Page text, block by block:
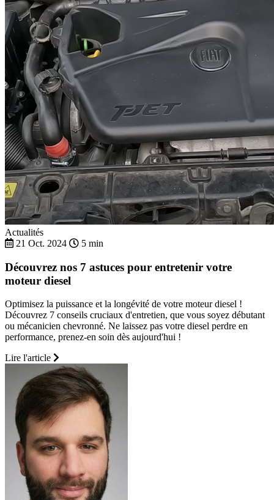
Actualités
21 Oct. 2024
5 min
Découvrez nos 7 astuces pour entretenir votre
moteur diesel
Optimisez la puissance et la longévité de votre moteur diesel !
Découvrez 7 conseils cruciaux d'entretien, que vous soyez débutant
ou mécanicien chevronné. Ne laissez pas votre diesel perdre en
performance, prenez-en soin dès aujourd'hui !
Lire l'article